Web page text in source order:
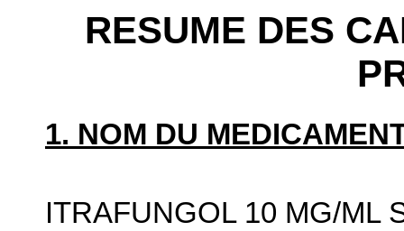
RESUME DES
1. NOM DU
ITRAFUNGOL 10 MG/ML